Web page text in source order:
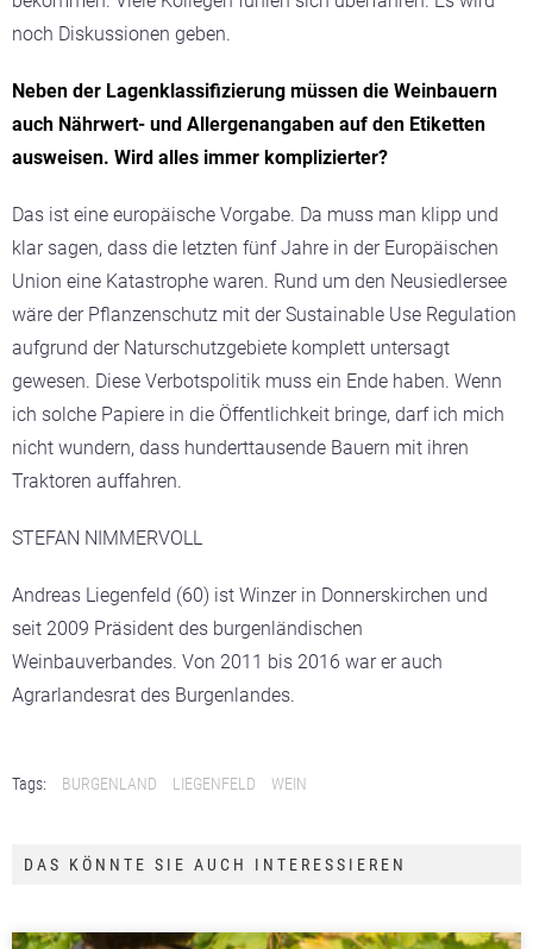
noch Diskussionen geben.
Neben der Lagenklassifizierung müssen die Weinbauern
auch Nährwert- und Allergenangaben auf den Etiketten
ausweisen. Wird alles immer komplizierter?
Das ist eine europäische Vorgabe. Da muss man klipp und
klar sagen, dass die letzten fünf Jahre in der Europäischen
Union eine Katastrophe waren. Rund um den Neusiedlersee
wäre der Pflanzenschutz mit der Sustainable Use Regulation
aufgrund der Naturschutzgebiete komplett untersagt
gewesen. Diese Verbotspolitik muss ein Ende haben. Wenn
ich solche Papiere in die Öffentlichkeit bringe, darf ich mich
nicht wundern, dass hunderttausende Bauern mit ihren
Traktoren auffahren.
STEFAN NIMMERVOLL
Andreas Liegenfeld (60) ist Winzer in Donnerskirchen und
seit 2009 Präsident des burgenländischen
Weinbauverbandes. Von 2011 bis 2016 war er auch
Agrarlandesrat des Burgenlandes.
Tags: BURGENLAND LIEGENFELD WEIN
DAS KÖNNTE SIE AUCH INTERESSIEREN